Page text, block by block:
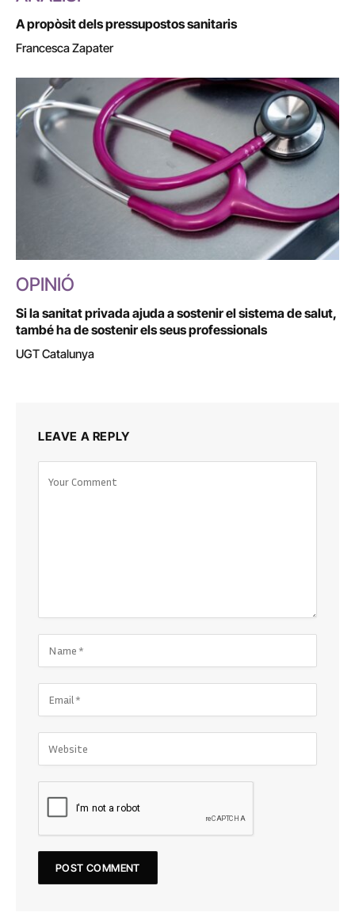
A propòsit dels pressupostos sanitaris
Francesca Zapater
OPINIÓ
Si la sanitat privada ajuda a sostenir el sistema de salut,
també ha de sostenir els seus professionals
UGT Catalunya
LEAVE A REPLY